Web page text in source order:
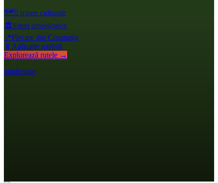
🗺️5 trasee culturale
🏛️Situri arheologice
📍Plecare din Constanța
📱 Aplicație mobilă
Explorează rutele →
publicitate